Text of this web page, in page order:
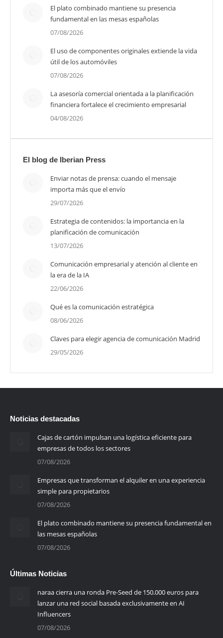
El plato combinado mantiene su presencia
fundamental en las mesas españolas
07/08/2026
El uso de componentes originales extiende la vida
útil de los automóviles
07/08/2026
La asesoría comercial orientada a la planificación
financiera fortalece el crecimiento empresarial
04/08/2026
El blog de Iberian Press
Enviar notas de prensa: cuando el mensaje
importa más que el envío
29/07/2026
Estrategia de contenidos: la importancia en la
planificación de comunicación
13/07/2026
Comunicación empresarial y atención al cliente en
la era de la IA
22/06/2026
Qué es la comunicación estratégica
08/06/2026
Claves para elegir agencia de comunicación Madrid
29/05/2026
Noticias destacadas
Cajas de cartón impulsan una logística eficiente para
empresas de todos los sectores
07/08/2026
Empresas que transforman el alquiler en una experiencia
simple para propietarios
07/08/2026
El plato combinado mantiene su presencia fundamental en
las mesas españolas
07/08/2026
Últimas Noticias
naraa cierra una ronda Pre-Seed de 150.000 euros para
lanzar una red social basada exclusivamente en AI
Influencers
07/08/2026